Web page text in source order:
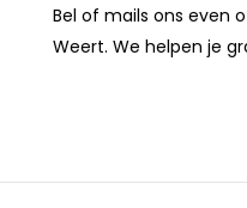
Bel of mails ons even
Weert. We helpen je